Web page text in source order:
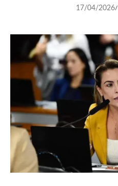
17/04/2026/